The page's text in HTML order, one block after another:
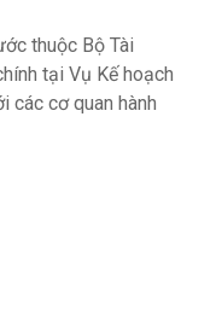
thuộc Bộ Tài
tại Vụ Kế hoạch
các cơ quan hành